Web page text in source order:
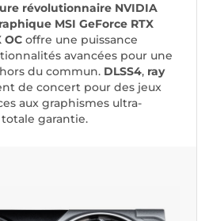
révolutionnaire NVIDIA
MSI GeForce RTX
OC offre une puissance
avancées pour une
du commun. DLSS4, ray
de concert pour des jeux
aux graphismes ultra-
garantie.